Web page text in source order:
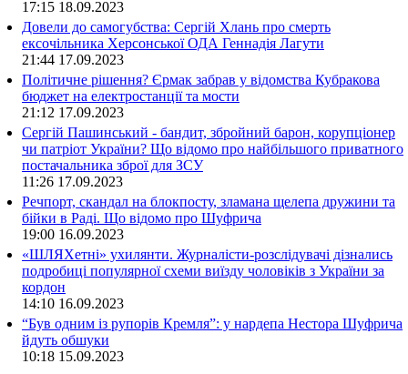
17:15 18.09.2023
Довели до самогубства: Сергій Хлань про смерть
ексочільника Херсонської ОДА Геннадія Лагути
21:44 17.09.2023
Політичне рішення? Єрмак забрав у відомства Кубракова
бюджет на електростанції та мости
21:12 17.09.2023
Сергій Пашинський - бандит, збройний барон, корупціонер
чи патріот України? Що відомо про найбільшого приватного
постачальника зброї для ЗСУ
11:26 17.09.2023
Речпорт, скандал на блокпосту, зламана щелепа дружини та
бійки в Раді. Що відомо про Шуфрича
19:00 16.09.2023
«ШЛЯХетні» ухилянти. Журналісти-розслідувачі дізнались
подробиці популярної схеми виїзду чоловіків з України за
кордон
14:10 16.09.2023
“Був одним із рупорів Кремля”: у нардепа Нестора Шуфрича
йдуть обшуки
10:18 15.09.2023